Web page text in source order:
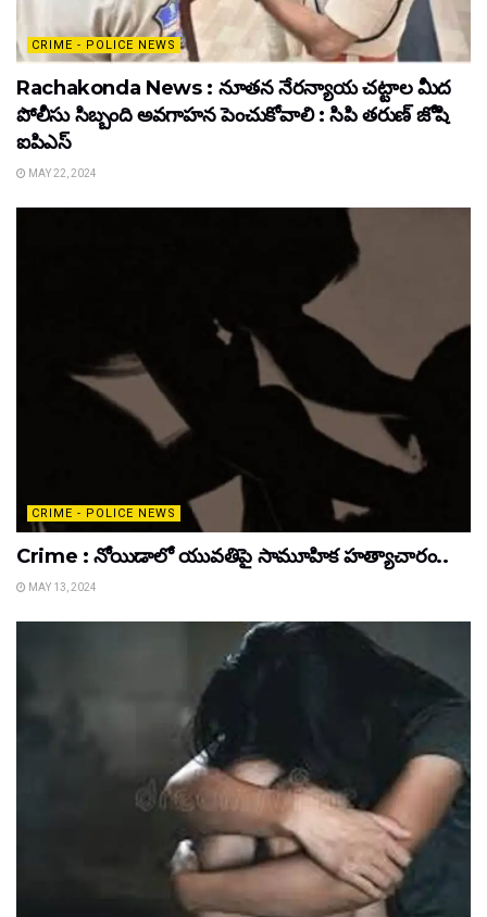
CRIME - POLICE NEWS
Rachakonda News : నూతన నేరన్యాయ చట్టాల మీద
పోలీసు సిబ్బంది అవగాహన పెంచుకోవాలి : సిపి తరుణ్ జోషి
ఐపిఎస్
MAY 22, 2024
CRIME - POLICE NEWS
Crime : నోయిడాలో యువతిపై సామూహిక హత్యాచారం..
MAY 13, 2024